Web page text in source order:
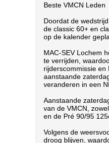
Beste VMCN Leden
Doordat de
de classic 60+ en
op de kalender
MAC-SEV Lochem
te verrijden,
rijderscommissie en
aanstaande
veranderen in een
Aanstaande
van de VMCN,
en de Pré 90/95
Volgens de
droog blijven,